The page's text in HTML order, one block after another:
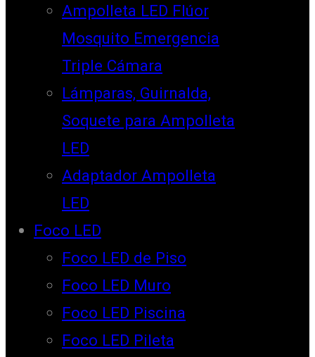
Ampolleta LED Flúor
Mosquito Emergencia
Triple Cámara
Lámparas, Guirnalda,
Soquete para Ampolleta
LED
Adaptador Ampolleta
LED
Foco LED
Foco LED de Piso
Foco LED Muro
Foco LED Piscina
Foco LED Pileta